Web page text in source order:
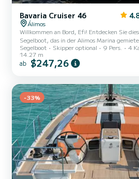
Bavaria Cruiser 46
Álimos
Willkommen an Bord, Efi! Entdecken Sie dieses großartige
Segelboot, das in der Alimos Marina
Cruiser 46, Baujahr 2017, bietet ein
einen Familien- oder Freundesurlaub. Sie
Meter langen Segelboot eine
Dieser Cruiser 46 ist mit einem
ausg...
Segelboot Skipper optional 9 Pers. 4
14.27 m
ab $247,26
-33%